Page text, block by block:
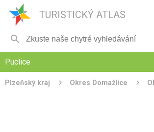
TURISTICKÝ ATLAS

Puclice
Plzeňský kraj Okres Domažlice